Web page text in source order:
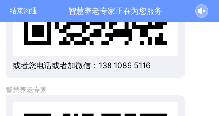
结束沟通 智慧养老专家正在为您服务
或者您电话或者加微信：138 1089 5116
智慧养老专家